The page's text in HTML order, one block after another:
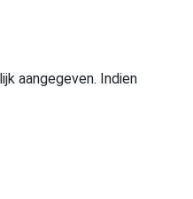
aangegeven. Indien